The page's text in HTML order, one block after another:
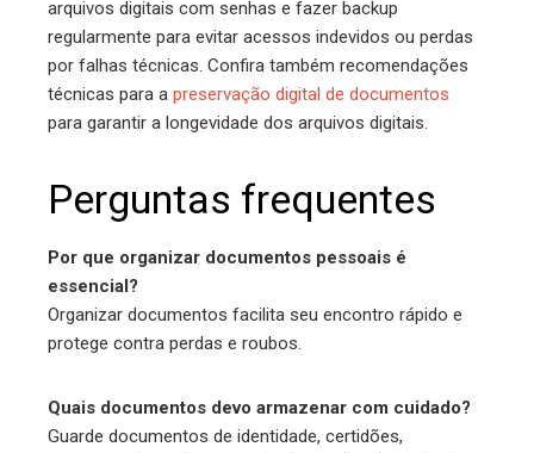
arquivos digitais com senhas e fazer backup
regularmente para evitar acessos indevidos ou perdas
por falhas técnicas. Confira também recomendações
técnicas para a preservação digital de documentos
para garantir a longevidade dos arquivos digitais.
Perguntas frequentes
Por que organizar documentos pessoais é
essencial?
Organizar documentos facilita seu encontro rápido e
protege contra perdas e roubos.
Quais documentos devo armazenar com cuidado?
Guarde documentos de identidade, certidões,